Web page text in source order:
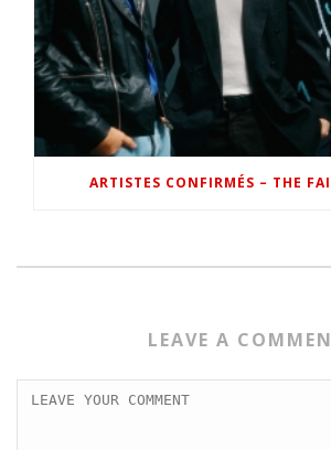
ARTISTES CONFIRMÉS – THE
LEAVE A